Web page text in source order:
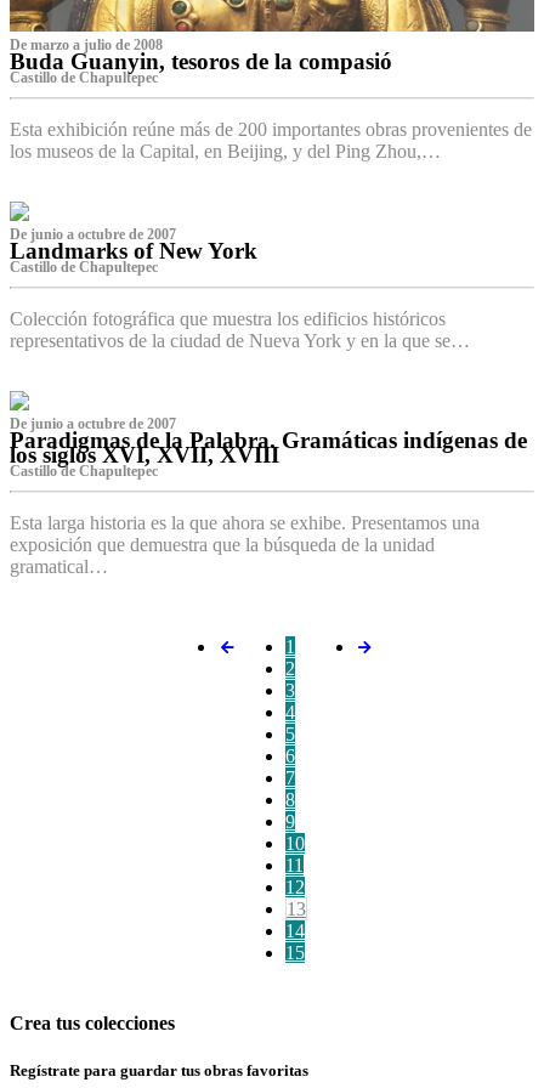
De marzo a julio de 2008
Buda Guanyin, tesoros de la compasió
Castillo de Chapultepec
Esta exhibición reúne más de 200 importantes obras provenientes de
los museos de la Capital, en Beijing, y del Ping Zhou,…
De junio a octubre de 2007
Landmarks of New York
Castillo de Chapultepec
Colección fotográfica que muestra los edificios históricos
representativos de la ciudad de Nueva York y en la que se…
De junio a octubre de 2007
Paradigmas de la Palabra. Gramáticas indígenas de
los siglos XVI, XVII, XVIII
Castillo de Chapultepec
Esta larga historia es la que ahora se exhibe. Presentamos una
exposición que demuestra que la búsqueda de la unidad
gramatical…
1
2
3
4
5
6
7
8
9
10
11
12
13
14
15
Crea tus colecciones
Regístrate para guardar tus obras favoritas